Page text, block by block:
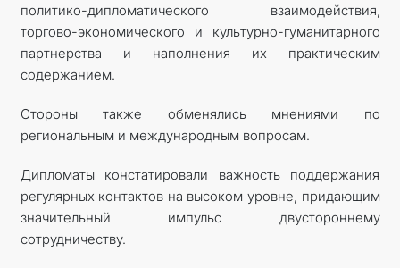
политико-дипломатического взаимодействия,
торгово-экономического и культурно-гуманитарного
партнерства и наполнения их практическим
содержанием.
Стороны также обменялись мнениями по
региональным и международным вопросам.
Дипломаты констатировали важность поддержания
регулярных контактов на высоком уровне, придающим
значительный импульс двустороннему
сотрудничеству.